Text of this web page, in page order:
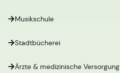
Musikschule
Stadtbücherei
Ärzte & medizinische Versorgung